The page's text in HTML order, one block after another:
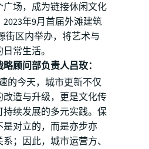
场，成为链接休闲文化
年9月首届外滩建筑
街区内举办，将艺术与
常生活。
顾问部负责人吕玫：
的今天，城市更新不仅
造与升级，更是文化传
续发展的多元实践。保
对立的，而是亦步亦
；因此，城市运营方、